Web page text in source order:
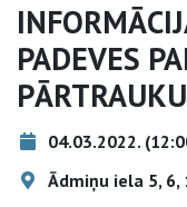
PADEVES
04.03.2022.
Ādmiņu iela 5, 6,